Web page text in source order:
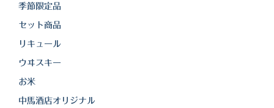
小正醸造
三岳酒造
季節限定品
セット商品
リキュール
ウヰスキー
お米
中馬酒店オリジナル